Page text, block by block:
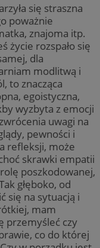
się straszna
poważnie
znajoma itp.
życie rozspało się
dla
modlitwą i
to znacząca
egoistyczna,
wyzbyta z emocji
uwagi na
pewności i
refleksji, może
skrawki empatii
poszkodowanej,
głęboko, od
się na sytuacją i
mam
przemyśleć czy
co do której